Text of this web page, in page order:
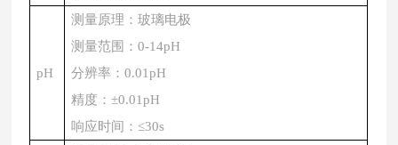
pH
测量原理：玻璃电极
测量范围：0-14pH
分辨率：0.01pH
精度：±0.01pH
响应时间 ： ≤30s